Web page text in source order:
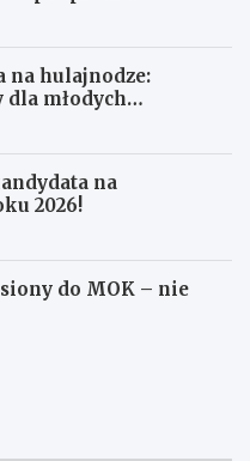
na hulajnodze:
dla młodych
na
2026!
do MOK – nie